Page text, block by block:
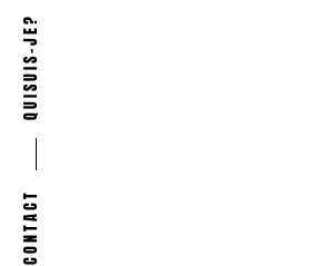
Q U I S U I S - J E ?
C O N T A C T